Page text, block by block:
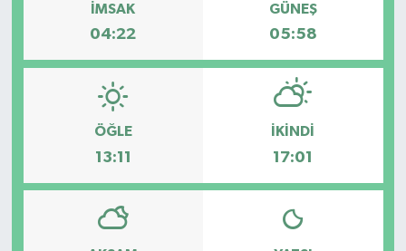
İMSAK
04:22
GÜNEŞ
05:58
ÖĞLE
13:11
İKINDI
17:01